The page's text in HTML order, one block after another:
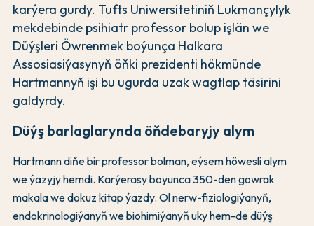
karýera gurdy. Tufts Uniwersitetiniň Lukmançylyk
mekdebinde psihiatr professor bolup işlän we
Düýşleri Öwrenmek boýunça Halkara
Assosiasiýasynyň öňki prezidenti hökmünde
Hartmannyň işi bu ugurda uzak wagtlap täsirini
galdyrdy.
Düýş barlaglarynda öňdebaryjy alym
Hartmann diňe bir professor bolman, eýsem höwesli alym
we ýazyjy hemdi. Karýerasy boyunca 350-den gowrak
makala we dokuz kitap ýazdy. Ol nerw-fiziologiýanyň,
endokrinologiýanyň we biohimiýanyň uky hem-de düýş